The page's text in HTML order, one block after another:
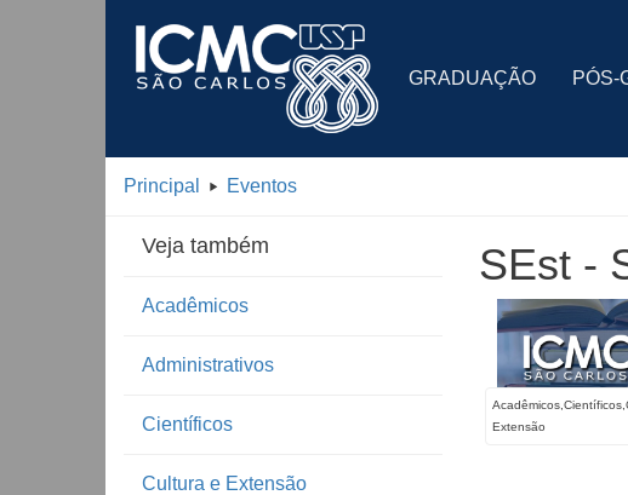
GRADUAÇÃO PÓS-
Principal Eventos
Veja também
Acadêmicos
Administrativos
Científicos
Cultura e Extensão
SEst -
Extensão